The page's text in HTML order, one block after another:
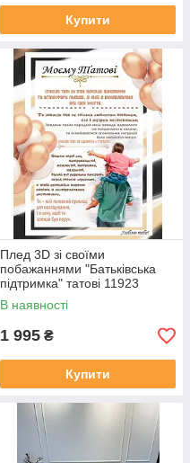
Купити
Плед 3D зі своїми
побажаннями "Батьківська
підтримка" татові 11923
160х200 см
В наявності
1 995 ₴
Купити